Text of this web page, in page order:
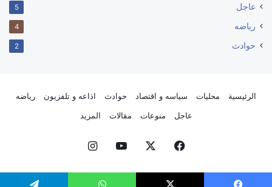
عاجل 5
رياضه 4
حوادث 2
الرئيسية محليات سياسه و اقتصاد حوادث اذاعه و تلفزيون
رياضه
عاجل
منوعات مقالات المزيد
فيسبوك ‫YouTubeانستقرام